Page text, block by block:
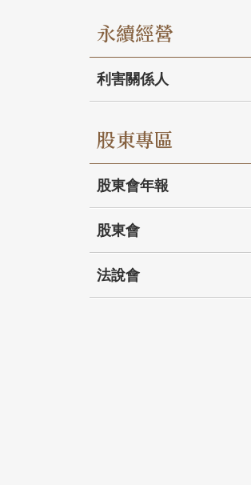
永續經營
利害關係人
股東專區
股東會年報
股東會
法說會